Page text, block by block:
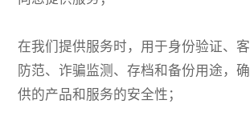
在我们提供服务时，用于身份验证、
防范、诈骗监测、存档和备份用途，
供的产品和服务的安全性；